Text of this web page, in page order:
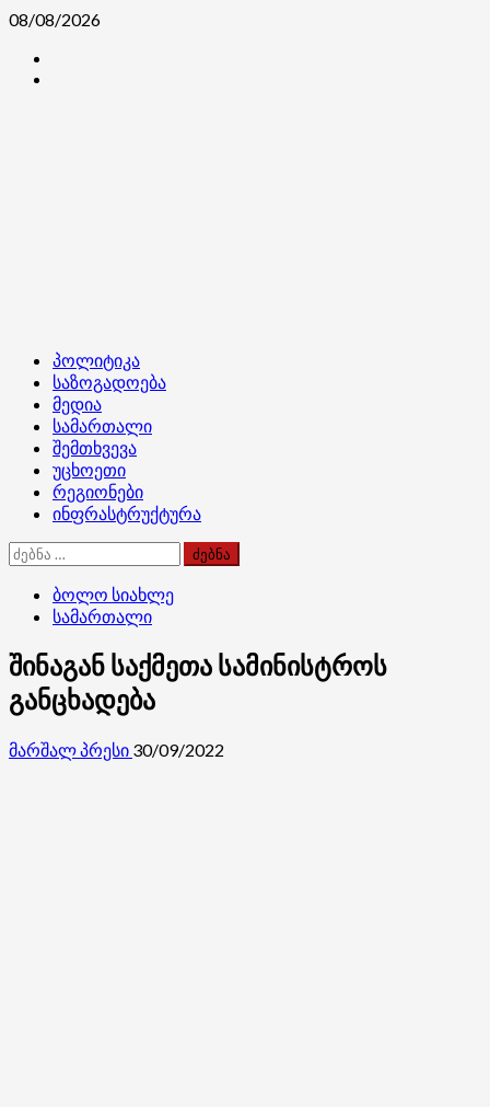
Skip
content
08/08/2026
Primary
Menu
პოლიტიკა
საზოგადოება
მედია
სამართალი
შემთხვევა
უცხოეთი
რეგიონები
ინფრასტრუქტურა
ძებნა:
ბოლო სიახლე
სამართალი
შინაგან საქმეთა სამინისტროს
განცხადება
მარშალ პრესი 30/09/2022